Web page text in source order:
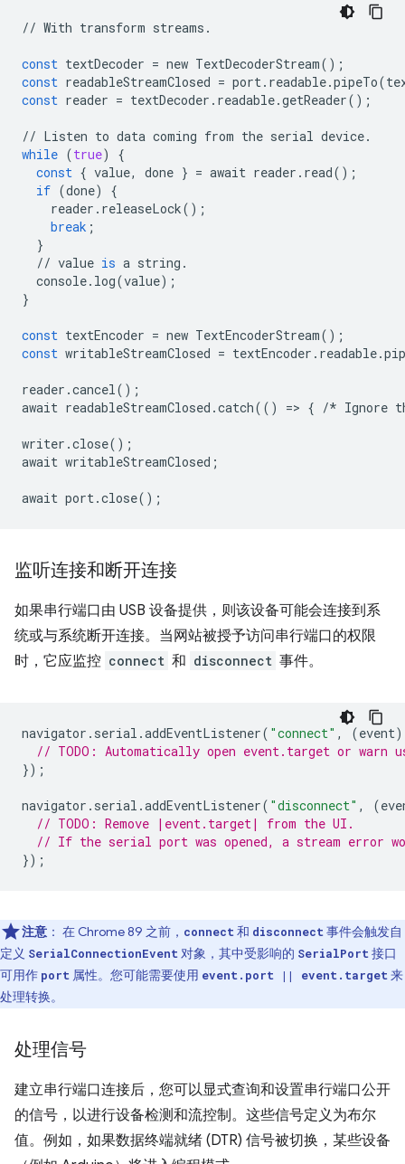
// With transform streams .
const textDecoder = new TextDecoderStream();
const readableStreamClosed = port. readable.pipeTo(
const reader = textDecoder . readable.getReader();
// Listen to data coming from the serial device.
while (true)
{
const { value, done } = await reader . read();
if (done)
{
reader . releaseLock();
break ;
}
// value is a string .
console. log(value);
}
const textEncoder = new TextEncoderStream();
const writableStreamClosed = textEncoder . readable.
reader .cancel();
await readableStreamClosed .catch(() => { /* Ignore
writer .close();
await writableStreamClosed ;
await port.close();
监听连接和断开连接
如果串行端口由 USB 设备提供，则该设备可能会连接到系
统或与系统断开连接。当网站被授予访问串行端口的权限
时，它应监控 connect 和 disconnect 事件。
navigator . serial .addEventListener( "connect" , (event)
// TODO: Automatically open event.target or
});
navigator . serial .addEventListener( "disconnect" , (
// TODO: Remove |event.target| from the UI.
// If the serial port was opened, a stream error
});
注意 ： 在 Chrome 89 之前， connect 和 disconnect 事件会触发自
定义 SerialConnectionEvent 对象，其中受影响的 SerialPort 接口
可用作 port 属性。您可能需要使用 event.port || event.target 来
处理转换。
处理信号
建立串行端口连接后，您可以显式查询和设置串行端口公开
的信号，以进行设备检测和流控制。这些信号定义为布尔
值。例如，如果数据终端就绪 (DTR) 信号被切换，某些设备